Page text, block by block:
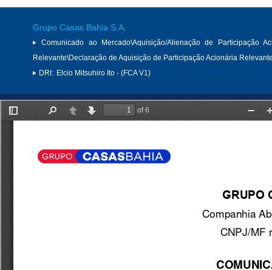
Grupo Casas Bahia S.A.
Comunicado ao Mercado\Aquisição/Alienação de Participação
Relevante\Declaração de Aquisição de Participação Acionária
DRI: Elcio Mitsuhiro Ito - (FCA V1)